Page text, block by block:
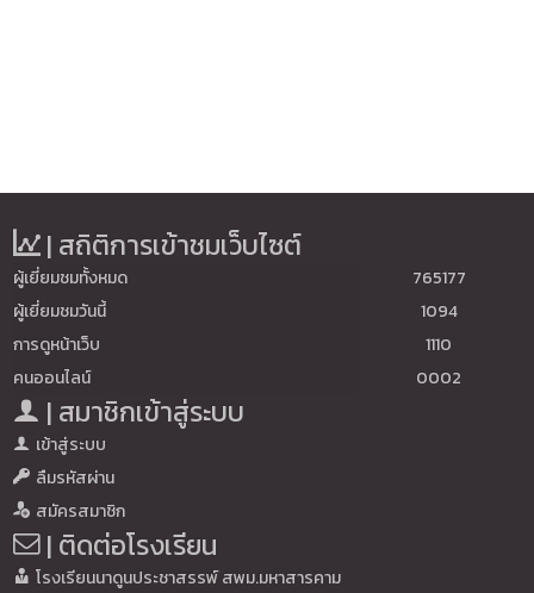
| สถิติการเข้าชมเว็บไซต์
ผู้เยี่ยมชมทั้งหมด
765177
ผู้เยี่ยมชมวันนี้
1094
การดูหน้าเว็บ
1110
คนออนไลน์
0002
| สมาชิกเข้าสู่ระบบ
เข้าสู่ระบบ
ลืมรหัสผ่าน
สมัครสมาชิก
| ติดต่อโรงเรียน
โรงเรียนนาดูนประชาสรรพ์ สพม.มหาสารคาม